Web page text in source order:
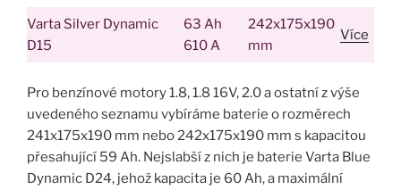
Varta Silver Dynamic
D15
63 Ah
610 A
242x175x190
mm
Více
Pro benzínové motory 1.8, 1.8 16V, 2.0 a ostatní z výše
uvedeného seznamu vybíráme baterie o rozměrech
241x175x190 mm nebo 242x175x190 mm s kapacitou
přesahující 59 Ah. Nejslabší z nich je baterie Varta Blue
Dynamic D24, jehož kapacita je 60 Ah, a maximální